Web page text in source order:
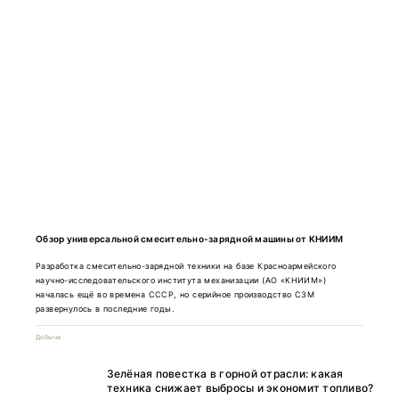
Обзор универсальной смесительно-зарядной машины от КНИИМ
Разработка смесительно-зарядной техники на базе Красноармейского
научно-исследовательского института механизации (АО «КНИИМ»)
началась ещё во времена СССР, но серийное производство СЗМ
развернулось в последние годы.
Добыча
Зелёная повестка в горной отрасли: какая
техника снижает выбросы и экономит топливо?